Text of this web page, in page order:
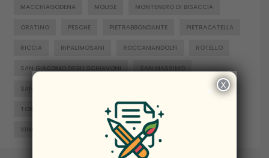
MACCHIAGODENA MOLISE MONTENERO DI BISACCIA
ORATINO PESCHE PIETRABBONDANTE PIETRACATELLA
RICCIA RIPALIMOSANI ROCCAMANDOLFI ROTELLO
SAN GIACOMO DEGLI SCHIAVONI SAN MASSIMO
SANTA CROCE DI MAGLIANO
TORELLA DEL SANNIO TRIVENTO VENAFRO
VINCHIATURO
× X